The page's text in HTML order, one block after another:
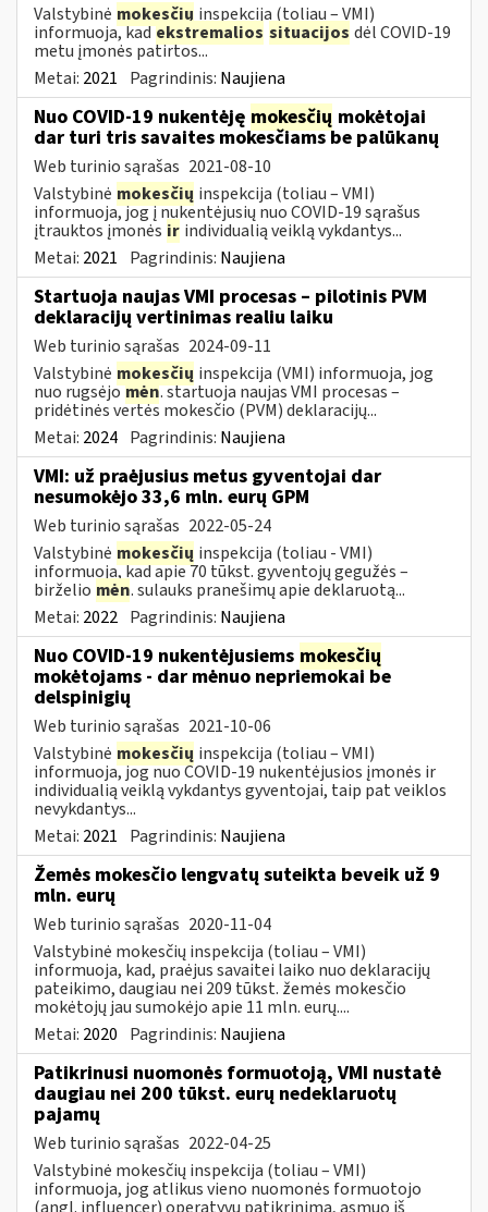
Valstybinė mokesčių inspekcija (toliau – VMI)
informuoja, kadekstremalios situacijos dėl COVID-19
metu įmonės patirtos...
Metai: 2021 Pagrindinis: Naujiena
Nuo COVID-19 nukentėję mokesčių mokėtojai
dar turi tris savaites mokesčiams be palūkanų
Web turinio sąrašas 2021-08-10
Valstybinė mokesčių inspekcija (toliau – VMI)
informuoja, jog į nukentėjusių nuo COVID-19 sąrašus
įtrauktos įmonės ir individualią veiklą vykdantys...
Metai: 2021 Pagrindinis: Naujiena
Startuoja naujas VMI procesas – pilotinis PVM
deklaracijų vertinimas realiu laiku
Web turinio sąrašas 2024-09-11
Valstybinė mokesčių inspekcija (VMI) informuoja, jog
nuo rugsėjomėn. startuoja naujas VMI procesas –
pridėtinės vertės mokesčio (PVM) deklaracijų...
Metai: 2024 Pagrindinis: Naujiena
VMI: už praėjusius metus gyventojai dar
nesumokėjo 33,6 mln. eurų GPM
Web turinio sąrašas 2022-05-24
Valstybinė mokesčių inspekcija (toliau - VMI)
informuoja, kad apie 70 tūkst. gyventojų gegužės –
birželio mėn. sulauks pranešimų apie deklaruotą...
Metai: 2022 Pagrindinis: Naujiena
Nuo COVID-19 nukentėjusiems mokesčių
mokėtojams - dar mėnuo nepriemokai be
delspinigių
Web turinio sąrašas 2021-10-06
Valstybinė mokesčių inspekcija (toliau – VMI)
informuoja, jog nuo COVID-19 nukentėjusios įmonės ir
individualią veiklą vykdantys gyventojai, taip pat veiklos
nevykdantys...
Metai: 2021 Pagrindinis: Naujiena
Žemės mokesčio lengvatų suteikta beveik už 9
mln. eurų
Web turinio sąrašas 2020-11-04
Valstybinė mokesčių inspekcija (toliau – VMI)
informuoja, kad, praėjus savaitei laiko nuo deklaracijų
pateikimo, daugiau nei 209 tūkst. žemės mokesčio
mokėtojų jau sumokėjo apie 11 mln. eurų....
Metai: 2020 Pagrindinis: Naujiena
Patikrinusi nuomonės formuotoją, VMI nustatė
daugiau nei 200 tūkst. eurų nedeklaruotų
pajamų
Web turinio sąrašas 2022-04-25
Valstybinė mokesčių inspekcija (toliau – VMI)
informuoja, jog atlikus vieno nuomonės formuotojo
(angl. influencer) operatyvų patikrinimą, asmuo iš